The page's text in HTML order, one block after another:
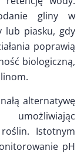
gliny w
lub piasku, gdy
poprawią
biologiczną,
alternatywę
Istotnym
pH